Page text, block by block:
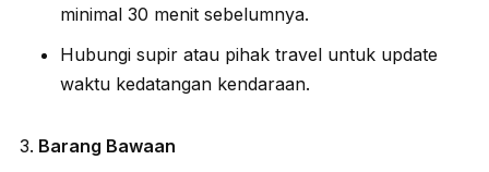
minimal 30 menit sebelumnya.
Hubungi supir atau pihak travel untuk update
waktu kedatangan kendaraan.
Barang Bawaan